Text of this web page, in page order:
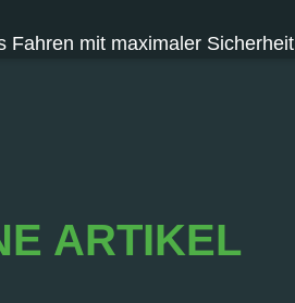
Fahren mit maximaler
ARTIKEL